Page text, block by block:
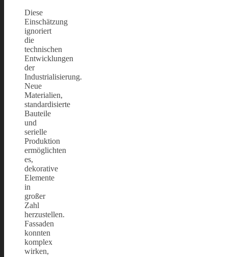
Diese
Einschätzung
ignoriert
die
technischen
Entwicklungen
der
Industrialisierung.
Neue
Materialien,
standardisierte
Bauteile
und
serielle
Produktion
ermöglichten
es,
dekorative
Elemente
in
großer
Zahl
herzustellen.
Fassaden
konnten
komplex
wirken,